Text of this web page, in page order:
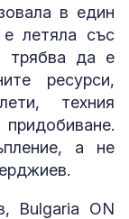
в един
летяла със
трябва да е
ресурси,
техния
а не
Bulgaria ON